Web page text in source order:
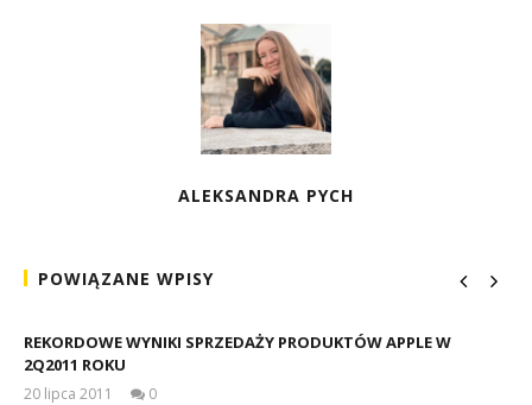
ALEKSANDRA PYCH
POWIĄZANE WPISY
REKORDOWE WYNIKI SPRZEDAŻY PRODUKTÓW APPLE W
2Q2011 ROKU
20 lipca 2011
0